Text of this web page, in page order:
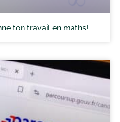
ton travail en maths!